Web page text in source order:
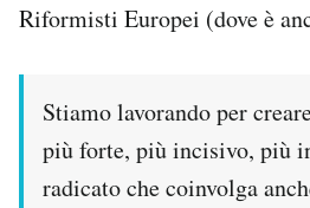
Riformisti Europei (dove è
Stiamo lavorando per
più forte, più incisivo, più
radicato che coinvolga